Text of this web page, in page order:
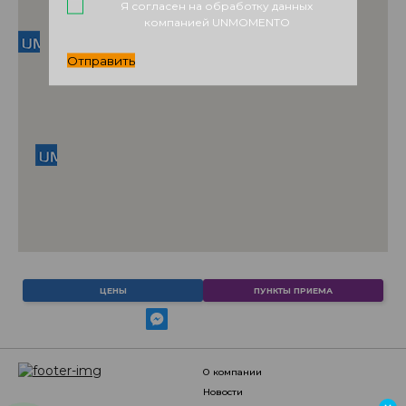
ЦЕНЫ ПУНКТЫ ПРИЕМА
о компании
новости
Я согласен на обработку данных
компанией UNMOMENTO
Отправить